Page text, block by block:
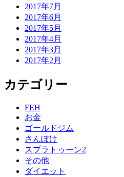
2017年7月
2017年6月
2017年5月
2017年4月
2017年3月
2017年2月
カテゴリー
FEH
お金
ゴールドジム
さんぽけ
スプラトゥーン2
その他
ダイエット